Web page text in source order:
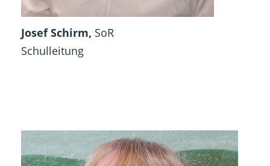
Josef Schirm, SoR
Schulleitung